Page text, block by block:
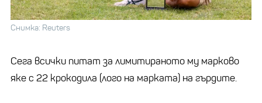
Снимка: Reuters
Сега всички питат за лимитираното му марково
яке с 22 крокодила (лого на марката) на гърдите.